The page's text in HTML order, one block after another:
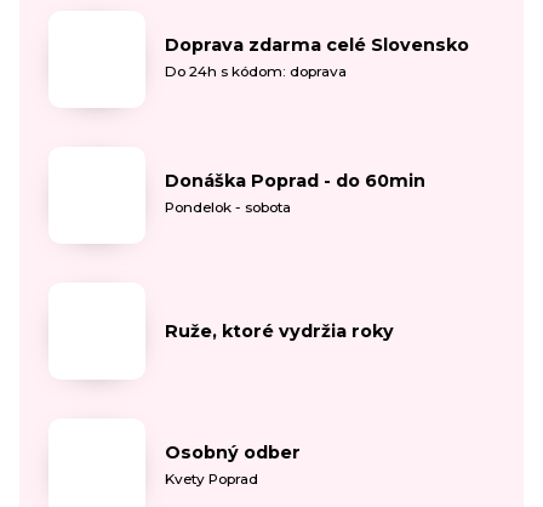
Doprava zdarma celé Slovensko
Do 24h s kódom: doprava
Donáška Poprad - do 60min
Pondelok - sobota
Ruže, ktoré vydržia roky
Osobný odber
Kvety Poprad